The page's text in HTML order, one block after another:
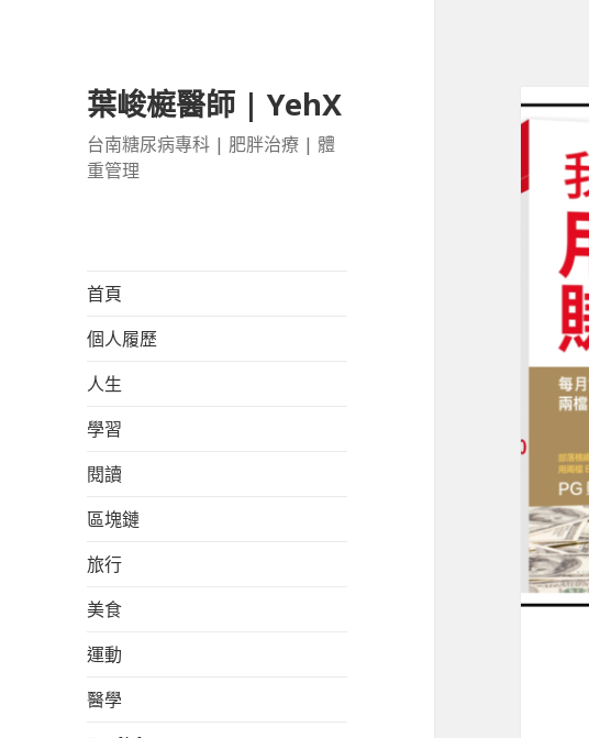
葉峻榳醫師 | YehX
台南糖尿病專科 | 肥胖治療 | 體
重管理
首頁
個人履歷
人生
學習
閱讀
區塊鏈
旅行
美食
運動
醫學